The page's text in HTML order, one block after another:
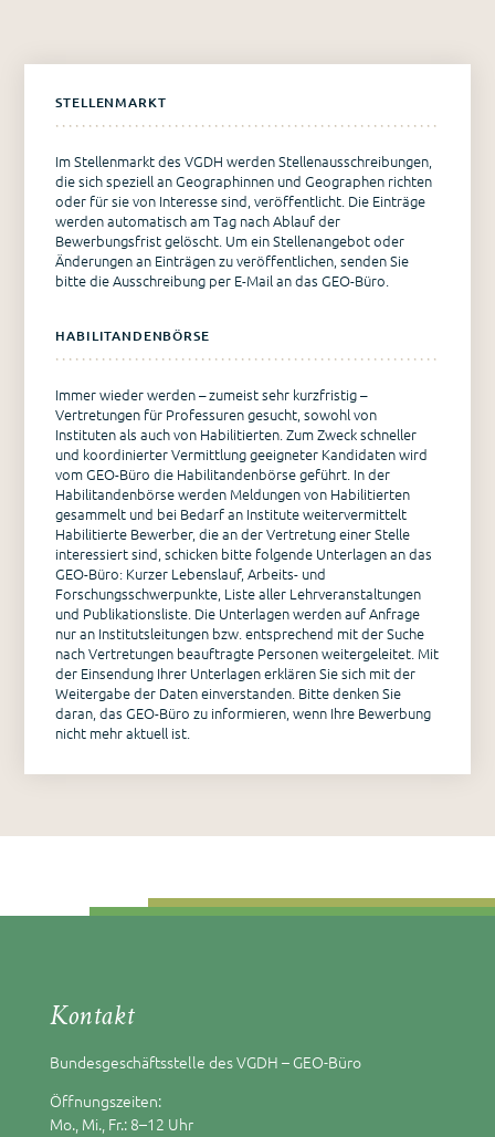
STELLENMARKT
Im Stellenmarkt des VGDH werden Stellenausschreibungen,
die sich speziell an Geographinnen und Geographen richten
oder für sie von Interesse sind, veröffentlicht. Die Einträge
werden automatisch am Tag nach Ablauf der
Bewerbungsfrist gelöscht. Um ein Stellenangebot oder
Änderungen an Einträgen zu veröffentlichen, senden Sie
bitte die Ausschreibung per E-Mail an das GEO-Büro.
HABILITANDENBÖRSE
Immer wieder werden – zumeist sehr kurzfristig –
Vertretungen für Professuren gesucht, sowohl von
Instituten als auch von Habilitierten. Zum Zweck schneller
und koordinierter Vermittlung geeigneter Kandidaten wird
vom GEO-Büro die Habilitandenbörse geführt. In der
Habilitandenbörse werden Meldungen von Habilitierten
gesammelt und bei Bedarf an Institute weitervermittelt
Habilitierte Bewerber, die an der Vertretung einer Stelle
interessiert sind, schicken bitte folgende Unterlagen an das
GEO-Büro: Kurzer Lebenslauf, Arbeits- und
Forschungsschwerpunkte, Liste aller Lehrveranstaltungen
und Publikationsliste. Die Unterlagen werden auf Anfrage
nur an Institutsleitungen bzw. entsprechend mit der Suche
nach Vertretungen beauftragte Personen weitergeleitet. Mit
der Einsendung Ihrer Unterlagen erklären Sie sich mit der
Weitergabe der Daten einverstanden. Bitte denken Sie
daran, das GEO-Büro zu informieren, wenn Ihre Bewerbung
nicht mehr aktuell ist.
Kontakt
Bundesgeschäftsstelle des VGDH – GEO-Büro
Öffnungszeiten:
Mo., Mi., Fr.: 8–12 Uhr